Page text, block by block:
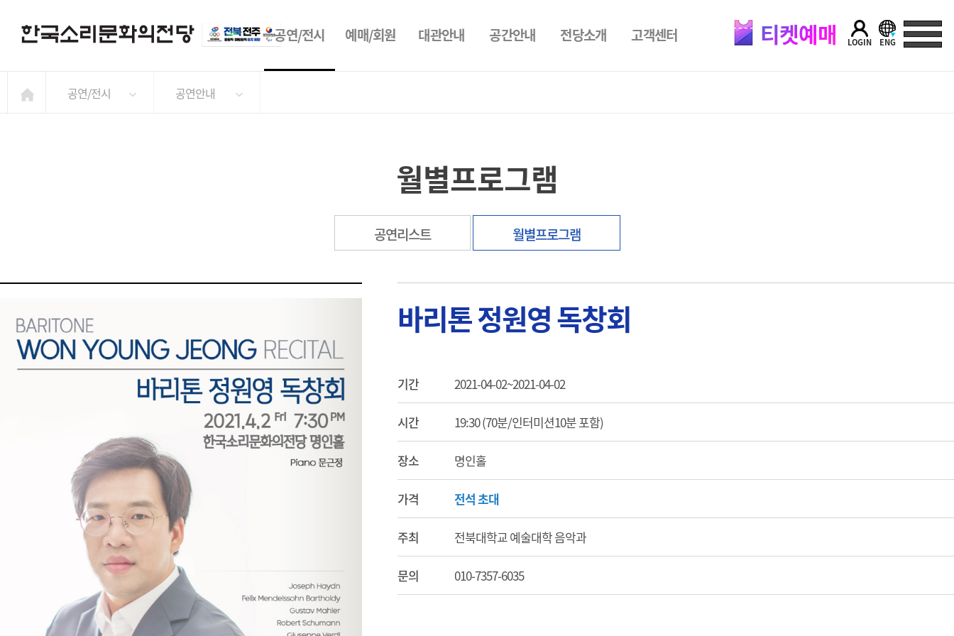
공연/전시 예매/회원 대관안내 공간안내 전당소개 고객센터 티켓예매 LOGIN ENG
공연/전시 공연안내
월별프로그램
공연리스트 월별프로그램
바리톤 정원영 독창회
기간 2021-04-02~2021-04-02
시간 19:30 (70분/인터미션10분 포함)
장소 명인홀
가격 전석 초대
주최 전북대학교 예술대학 음악과
문의 010-7357-6035